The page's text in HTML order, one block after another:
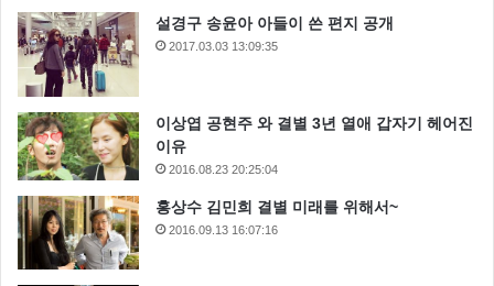
설경구 송윤아 아들이 쓴 편지 공개
2017.03.03 13:09:35
이상엽 공현주 와 결별 3년 열애 갑자기 헤어진
이유
2016.08.23 20:25:04
홍상수 김민희 결별 미래를 위해서~
2016.09.13 16:07:16